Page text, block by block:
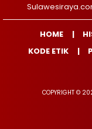
HOME
KODE ETIK
COPYRIGHT ©